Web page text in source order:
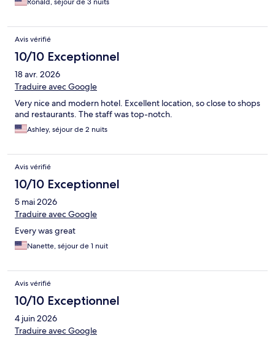
Ronald, séjour de 3 nuits
Avis vérifié
10/10 Exceptionnel
18 avr. 2026
Traduire avec Google
Very nice and modern hotel. Excellent location, so close to shops
and restaurants. The staff was top-notch.
Ashley, séjour de 2 nuits
Avis vérifié
10/10 Exceptionnel
5 mai 2026
Traduire avec Google
Every was great
Nanette, séjour de 1 nuit
Avis vérifié
10/10 Exceptionnel
4 juin 2026
Traduire avec Google